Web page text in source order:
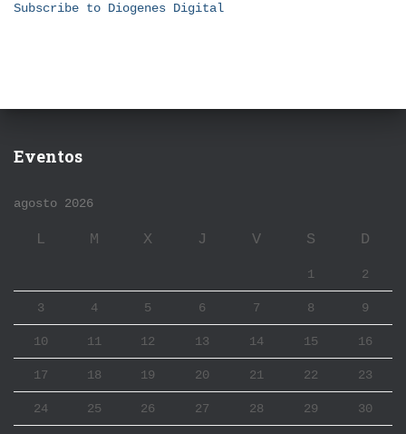
Subscribe to Diogenes Digital
Eventos
agosto 2026
L M X J V S D
1 2
3 4 5 6 7 8 9
10 11 12 13 14 15 16
17 18 19 20 21 22 23
24 25 26 27 28 29 30